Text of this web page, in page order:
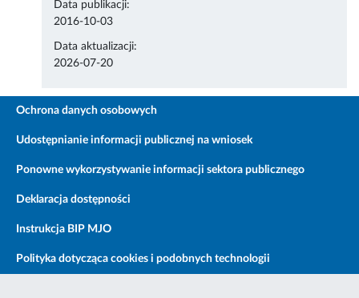
Data publikacji:
2016-10-03
Data aktualizacji:
2026-07-20
Ochrona danych osobowych
Udostępnianie informacji publicznej na wniosek
Ponowne wykorzystywanie informacji sektora publicznego
Deklaracja dostępności
Instrukcja BIP MJO
Polityka dotycząca cookies i podobnych technologii